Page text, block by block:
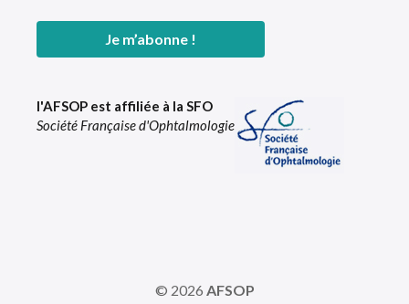
l'AFSOP est affiliée à la SFO
Société Française d'Ophtalmologie
© 2026 AFSOP